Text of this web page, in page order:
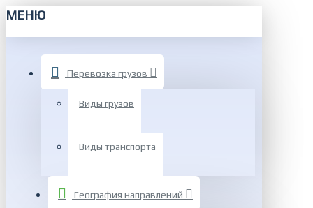
МЕНЮ
Перевозка грузов
Виды грузов
Виды транспорта
География направлений